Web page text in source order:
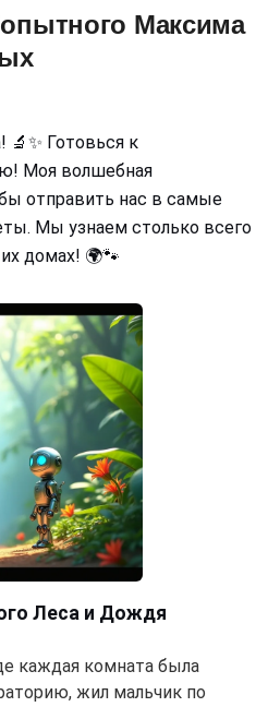
Максима
Готовься к
Моя волшебная
отправить нас в самые
Мы узнаем столько всего
домах! 🌍🐾
Леса и Дождя
каждая комната была
жил мальчик по